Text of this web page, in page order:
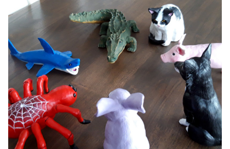
Ubmejesámiengiälla (Umesamiska)
Kaale (Romska)
Arli (Romska)
Resanderomani (Romska)